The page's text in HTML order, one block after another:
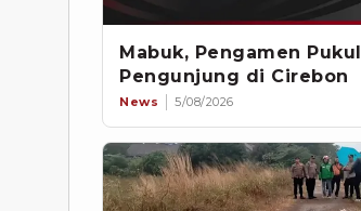
Mabuk, Pengamen Pukul
Pengunjung di Cirebon
News 5/08/2026